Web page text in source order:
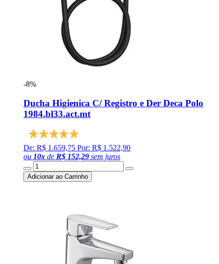
-8%
Ducha Higienica C/ Registro e Der Deca Polo
1984.bl33.act.mt
De: R$ 1.659,75 Por: R$ 1.522,90
ou 10x de R$ 152,29 sem juros
Adicionar ao Carrinho